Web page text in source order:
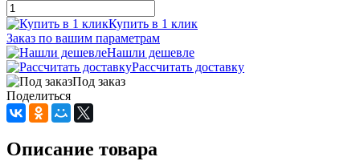
Купить в 1 клик
Заказ по вашим параметрам
Нашли дешевле
Рассчитать доставку
Под заказ
Поделиться
Описание товара